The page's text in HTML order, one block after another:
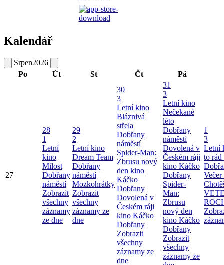
Kalendář
Srpen2026
Po
Út St Čt Pá
27
28
1
Letní
kino
Milost
Dobřany
náměstí
Zobrazit
všechny
záznamy
ze dne
29
2
Letní kino
Dream Team
Dobřany
náměstí
Mozkohrátky
Zobrazit
všechny
záznamy ze
dne
30
3
Letní kino
Bláznivá
střela
Dobřany
náměstí
Spider-Man:
Zbrusu nový
den kino
Káčko
Dobřany
Dovolená v
Českém ráji
kino Káčko
Dobřany
Zobrazit
všechny
záznamy ze
dne
31
3
Letní kino
Nečekané
léto
Dobřany
náměstí
Dovolená v
Českém ráji
kino Káčko
Dobřany
Spider-
Man:
Zbrusu
nový den
kino Káčko
Dobřany
Zobrazit
všechny
záznamy ze
1
3
Letní
to
Večer